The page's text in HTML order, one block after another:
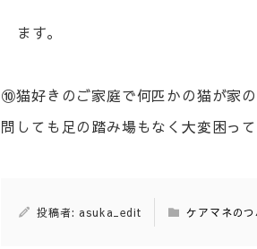
ます。
⑩猫好きのご家庭で何匹かの猫が家
問しても足の踏み場もなく大変困って
投稿者: asuka_edit ケアマネのつ